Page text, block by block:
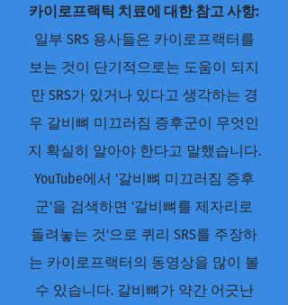
카이로프랙틱 치료에 대한 참고 사항:
일부 SRS 용사들은 카이로프랙터를
보는 것이 단기적으로는 도움이 되지
만 SRS가 있거나 있다고 생각하는 경
우 갈비뼈 미끄러짐 증후군이 무엇인
지 확실히 알아야 한다고 말했습니다.
YouTube에서 '갈비뼈 미끄러짐 증후
군'을 검색하면 '갈비뼈를 제자리로
돌려놓는 것'으로 퀴리 SRS를 주장하
는 카이로프랙터의 동영상을 많이 볼
수 있습니다. 갈비뼈가 약간 어긋난